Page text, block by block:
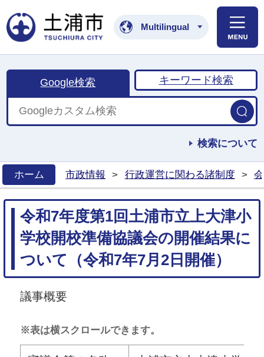
土浦市公式ホームペ
Multilingual
Google検索 キーワード検索
検索について
ホーム
市政情報 > 行政運営に関わる諸制度 >
令和7年度第1回土浦市立上大津小
学校開校準備協議会の開催結果に
ついて（令和7年7月2日開催）
議事概要
※表は横スクロールできます。